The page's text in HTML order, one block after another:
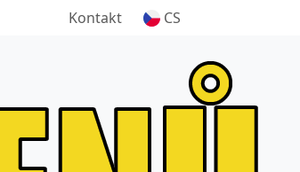
Kontakt CS